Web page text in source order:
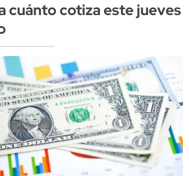
cuánto cotiza este jueves